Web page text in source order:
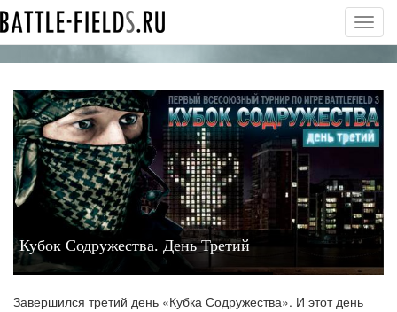
Кубок Содружества. День Третий
Завершился третий день «Кубка Содружества». И этот день